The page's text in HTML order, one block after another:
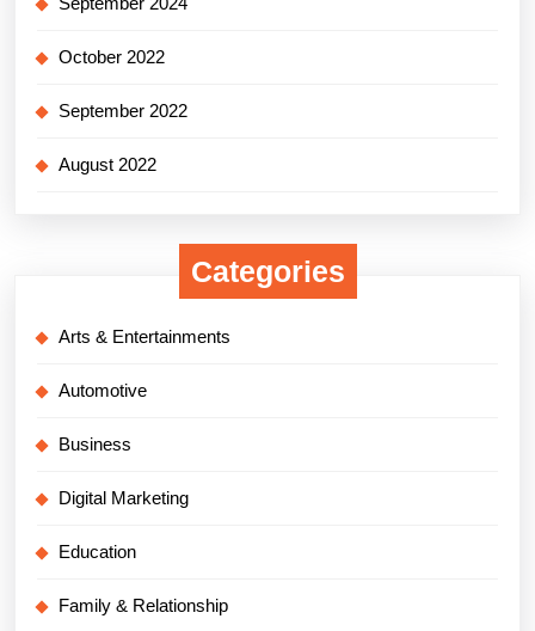
October 2022
September 2022
August 2022
Categories
Arts & Entertainments
Automotive
Business
Digital Marketing
Education
Family & Relationship